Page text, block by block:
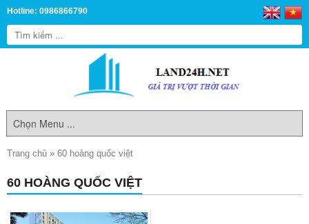
Hotline: 0986866790
Trang chủ » 60 hoàng quốc việt
60 HOÀNG QUỐC VIỆT